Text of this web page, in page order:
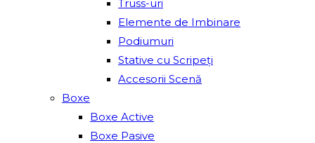
Truss-uri
Elemente de Imbinare
Podiumuri
Stative cu Scripeți
Accesorii Scenă
Boxe
Boxe Active
Boxe Pasive